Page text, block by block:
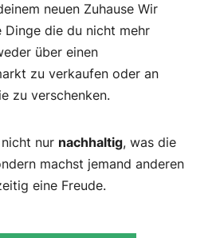
neuen Zuhause Wir
Dinge die du nicht mehr
über einen
zu verkaufen oder an
zu verschenken.
nur nachhaltig, was die
machst jemand anderen
eine Freude.